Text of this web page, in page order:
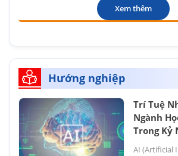
Xem thêm
Hướng nghiệp
Trí Tuệ
Ngành
Trong Kỷ
AI (Artificial